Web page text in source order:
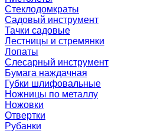
Стеклодомкраты
Садовый инструмент
Тачки садовые
Лестницы и стремянки
Лопаты
Слесарный инструмент
Бумага наждачная
Губки шлифовальные
Ножницы по металлу
Ножовки
Отвертки
Рубанки